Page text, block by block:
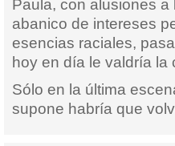
Paula, con alusiones
abanico de intereses
esencias raciales,
hoy en día le valdría la
Sólo en la última
supone habría que